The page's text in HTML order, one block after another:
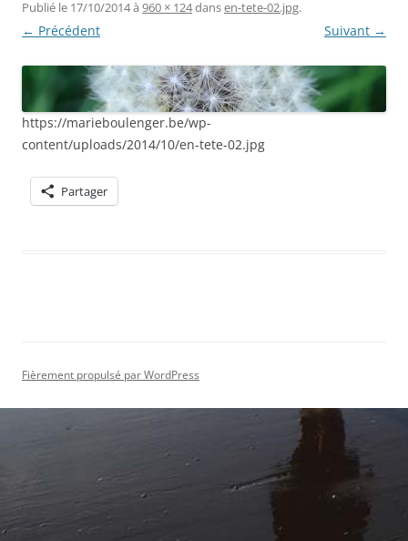
Publié le 17/10/2014à 960 × 124dansen-tete-02.jpg.
← Précédent Suivant →
https://marieboulenger.be/wp-
content/uploads/2014/10/en-tete-02.jpg
Partager
Fièrement propulsé par WordPress